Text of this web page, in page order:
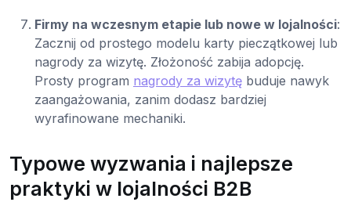
Firmy na wczesnym etapie lub nowe w lojalności:
Zacznij od prostego modelu karty pieczątkowej lub
nagrody za wizytę. Złożoność zabija adopcję.
Prosty program nagrody za wizytę buduje nawyk
zaangażowania, zanim dodasz bardziej
wyrafinowane mechaniki.
Typowe wyzwania i najlepsze
praktyki w lojalności B2B